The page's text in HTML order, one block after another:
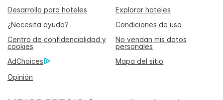
Desarrollo para hoteles
Explorar hoteles
¿Necesita ayuda?
Condiciones de uso
Centro de confidencialidad y
cookies
No vendan mis datos
personales
AdChoices
Mapa del sitio
Opinión